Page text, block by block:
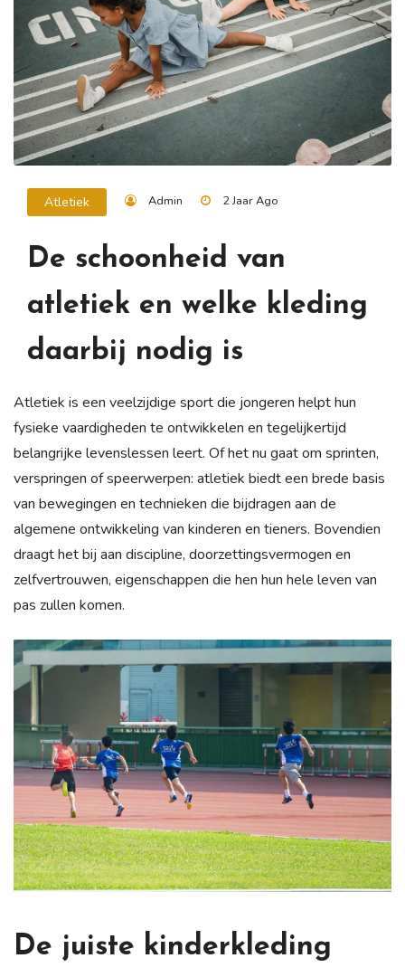
Atletiek Admin 2 Jaar Ago
De schoonheid van
atletiek en welke kleding
daarbij nodig is
Atletiek is een veelzijdige sport die jongeren helpt hun
fysieke vaardigheden te ontwikkelen en tegelijkertijd
belangrijke levenslessen leert. Of het nu gaat om sprinten,
verspringen of speerwerpen: atletiek biedt een brede basis
van bewegingen en technieken die bijdragen aan de
algemene ontwikkeling van kinderen en tieners. Bovendien
draagt het bij aan discipline, doorzettingsvermogen en
zelfvertrouwen, eigenschappen die hen hun hele leven van
pas zullen komen.
De juiste kinderkleding